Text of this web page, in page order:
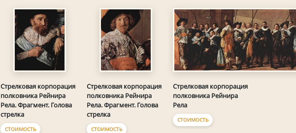
Стрелковая корпорация
полковника Рейнира
Рела. Фрагмент. Голова
стрелка
СТОИМОСТЬ
Стрелковая корпорация
полковника Рейнира
Рела. Фрагмент. Голова
стрелка
СТОИМОСТЬ
Стрелковая корпорация
полковника Рейнира
Рела
СТОИМОСТЬ